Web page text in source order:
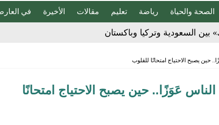
الصحة والحياة رياضة تعليم مقالات الأخيرة في
بين السعودية وتركيا وباكستان
منتجات قهوة وشوكولاتة مضاف إليها الجينسنغ
حين يصبح الاحتياج امتحانًا للقلوب
عَوَزًا.. حين يصبح الاحتياج امتحانًا